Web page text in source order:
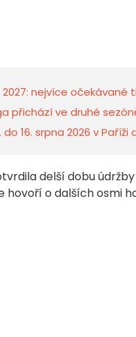
nejvíce očekávané
přichází ve druhé
16. srpna 2026 v
delší dobu
o dalších osmi